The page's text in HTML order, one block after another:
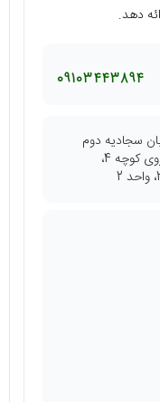
دهد.
09103443894
سجادیه دوم
(شهیدان گرامی)، روبه روی کوچه 4،